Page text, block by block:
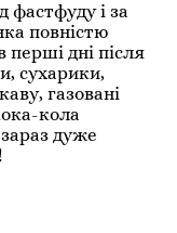
фастфуду і за
повністю
перші дні після
сухарики,
газовані
кола
дуже